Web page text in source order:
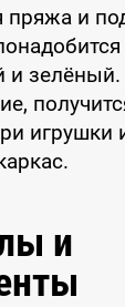
пряжа и
и
игрушки
и